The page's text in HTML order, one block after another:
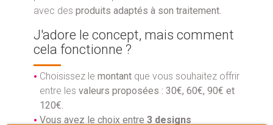
avec des produits adaptés à son traitement.
J'adore le concept, mais comment
cela fonctionne ?
Choisissez le montant que vous souhaitez offrir
entre les valeurs proposées : 30€, 60€, 90€ et
120€.
Vous avez le choix entre 3 designs